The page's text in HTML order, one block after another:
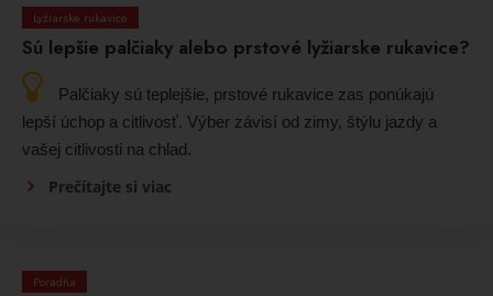
Lyžiarske rukavice
Sú lepšie palčiaky alebo prstové lyžiarske rukavice?
Palčiaky sú teplejšie, prstové rukavice zas ponúkajú
lepší úchop a citlivosť. Výber závisí od zimy, štýlu jazdy a
vašej citlivosti na chlad.
Prečítajte si viac
Poradňa